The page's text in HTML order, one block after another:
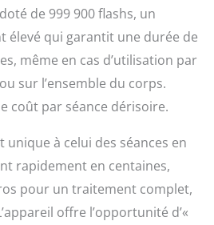
de 999 900 flashs, un
élevé qui garantit une durée de
même en cas d’utilisation par
sur l’ensemble du corps.
coût par séance dérisoire.
unique à celui des séances en
rapidement en centaines,
pour un traitement complet,
offre l’opportunité d’«